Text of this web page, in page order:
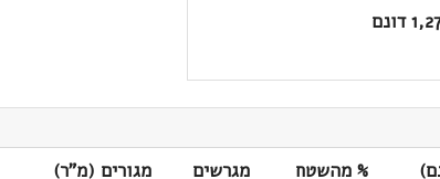
דונם
% מהשטח מגרשים מגורים (מ"ר)